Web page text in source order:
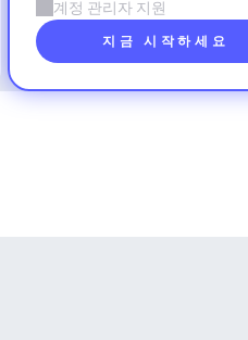
계정 관리자 지원
지금 시작하세요